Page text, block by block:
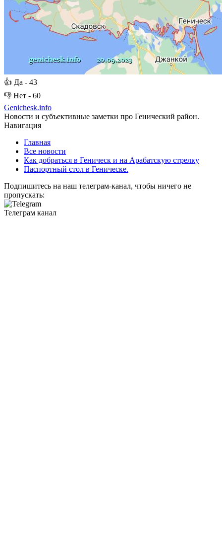
👍 Да - 43
👎 Нет - 60
Genichesk.info
Новости и субъективные заметки про Генический район.
Навигация
Главная
Все новости
Как добраться в Геническ и на Арабатскую стрелку
Паспортный стол в Геническе.
Подпишитесь на наш телеграм-канал, чтобы ничего не
пропускать:
Телеграм канал